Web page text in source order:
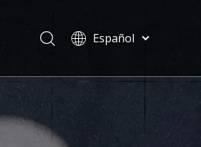
Español
ไทย